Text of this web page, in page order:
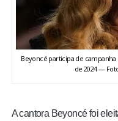
ENQUETE
TV LPB
Beyoncé participa de
de 2024 —
A cantora Beyoncé foi